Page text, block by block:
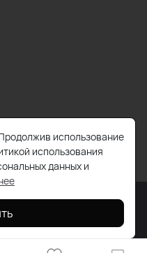
д. 309
наReadyScript
использование
использования
данных и